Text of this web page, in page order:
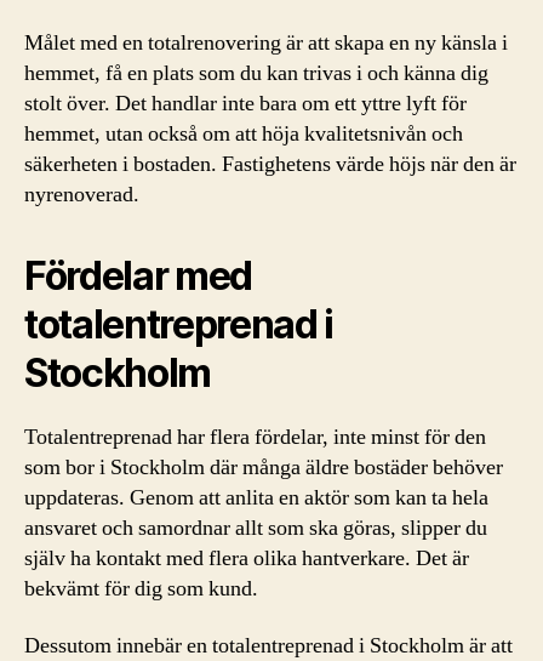
Målet med en totalrenovering är att skapa en ny känsla i
hemmet, få en plats som du kan trivas i och känna dig
stolt över. Det handlar inte bara om ett yttre lyft för
hemmet, utan också om att höja kvalitetsnivån och
säkerheten i bostaden. Fastighetens värde höjs när den är
nyrenoverad.
Fördelar med
totalentreprenad i
Stockholm
Totalentreprenad har flera fördelar, inte minst för den
som bor i Stockholm där många äldre bostäder behöver
uppdateras. Genom att anlita en aktör som kan ta hela
ansvaret och samordnar allt som ska göras, slipper du
själv ha kontakt med flera olika hantverkare. Det är
bekvämt för dig som kund.
Dessutom innebär en totalentreprenad i Stockholm är att